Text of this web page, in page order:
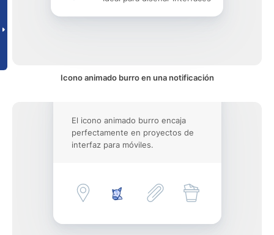
Icono animado burro en una notificación
El icono animado burro encaja
perfectamente en proyectos de
interfaz para móviles.